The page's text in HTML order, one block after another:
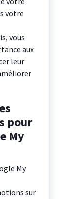
votre
vous
aux
leur
pour
My
My
sur